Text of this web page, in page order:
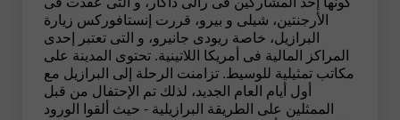
الأرجنتين، شيلى و بيرو، قررت إنستافوركس زيارة
البرازيل، خاصة ريودى جانيرو، و التى تعتبر إحدى
المراكز المالية فى أمريكا اللاتينية. تحتوى المدينة على
مكاتب تمثيلية للوسيط. تزامنت الرحلة إلى البرازيل مع
أول أيام العام الجديد، لذلك تم الإحتفال من قبل
الممثلين على الطريقة البرازيلية - حيث ألقوا الورود